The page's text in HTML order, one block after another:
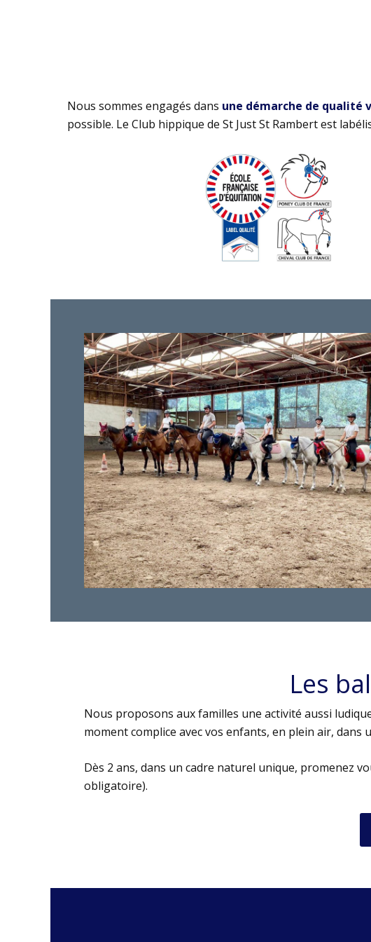
Nous sommes engagés dans une démarche de qualité
possible. Le Club hippique de St Just St Rambert est
Les
Nous proposons aux familles une activité aussi
moment complice avec vos enfants, en plein air, dans
Dès 2 ans, dans un cadre naturel unique, promenez
obligatoire).